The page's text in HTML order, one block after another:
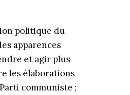
politique du
apparences
et agir plus
les élaborations
communiste ;